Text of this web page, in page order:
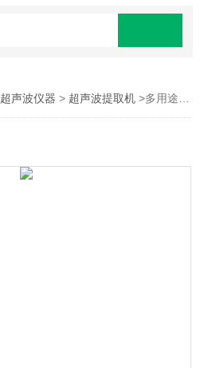
超声波仪器 > 超声波提取机 >多用途恒温超声波提取机 超声波萃取设备